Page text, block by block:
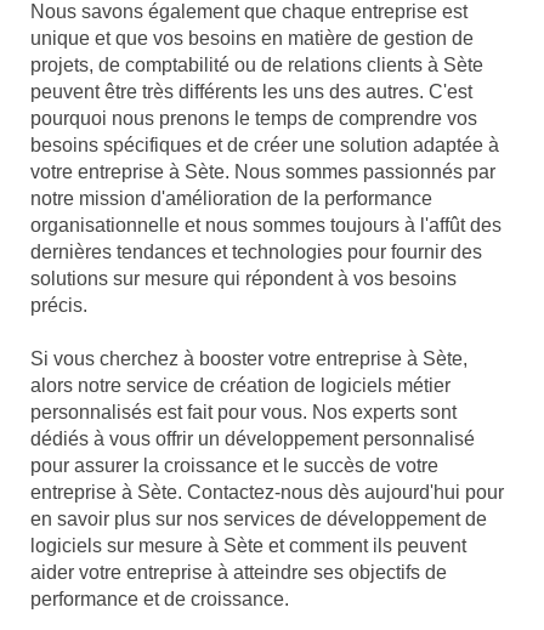
Nous savons également que chaque entreprise est
unique et que vos besoins en matière de gestion de
projets, de comptabilité ou de relations clients à Sète
peuvent être très différents les uns des autres. C'est
pourquoi nous prenons le temps de comprendre vos
besoins spécifiques et de créer une solution adaptée à
votre entreprise à Sète. Nous sommes passionnés par
notre mission d'amélioration de la performance
organisationnelle et nous sommes toujours à l'affût des
dernières tendances et technologies pour fournir des
solutions sur mesure qui répondent à vos besoins
précis.
Si vous cherchez à booster votre entreprise à Sète,
alors notre service de création de logiciels métier
personnalisés est fait pour vous. Nos experts sont
dédiés à vous offrir un développement personnalisé
pour assurer la croissance et le succès de votre
entreprise à Sète. Contactez-nous dès aujourd'hui pour
en savoir plus sur nos services de développement de
logiciels sur mesure à Sète et comment ils peuvent
aider votre entreprise à atteindre ses objectifs de
performance et de croissance.